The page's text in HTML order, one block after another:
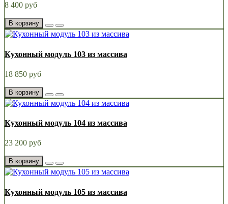
8 400 руб
В корзину
Кухонный модуль 103 из массива
18 850 руб
В корзину
Кухонный модуль 104 из массива
23 200 руб
В корзину
Кухонный модуль 105 из массива